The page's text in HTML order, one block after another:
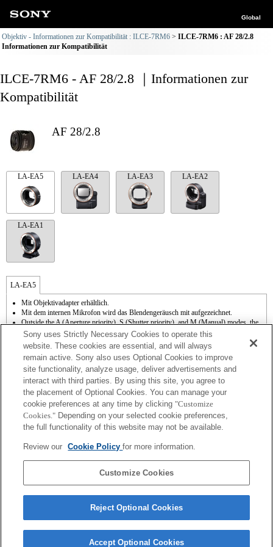
Global
Objektiv - Informationen zur Kompatibilität : ILCE-7RM6
ILCE-7RM6 : AF 28/2.8
Informationen zur Kompatibilität
ILCE-7RM6 - AF 28/2.8 ｜Informationen zur
Kompatibilität
AF 28/2.8
LA-EA5 LA-EA4 LA-EA3 LA-EA2
LA-EA1
LA-EA5
Mit Objektivadapter erhältlich.
Mit dem internen Mikrofon wird das Blendengeräusch mit aufgezeichnet.
Outside the A (Aperture priority), S (Shutter priority), and M (Manual) modes, the
shutter speed and the aperture can not be adjusted during the movie recording.
Die Funktion [Objektivkomp.] (Objektivkompensation) kann nicht verwendet
Abhängig von den Aufnahmebedingungen kann die Bildhelligkeit möglicherweise
ungleichmäßig sein. Setzen Sie [Vord. Schlitzverschluss auf [Aus].
Wenn Sie das A-Mount-Objektiv mit dem Objektivadapter anbringen, wird die MF-
Unterstützung nicht automatisch aktiv, wenn Sie den Fokussierring drehen. Sie
können das Bild vergrößern, indem Sie die Funktion "Fokusvergrößerung" oder
"MF-Unterstützung" in den "Key-Benutzereinstlg." einer Taste zuweisen.
Touch-Auslöser funktioniert nicht.
3-Achsen-Bildstabilisierung (Pitch/Yaw/Roll) mit SteadyShot INSIDE verfügbar.
dieser Funktion auf ein Motiv zu fokussieren, wenn Sie dunkle Szenen aufnehmen
oder das Motiv sich an den Ecken des Bildschirms befindet oder deutlich unscharf
Sony uses Strictly Necessary Cookies to operate this
website. These cookies are essential, and will always
remain active. Sony also uses Optional Cookies to improve
site functionality, analyze usage, deliver advertisements and
interact with third parties. By using this site, you agree to
the placement of Optional Cookies. You can manage your
cookie preferences at any time by clicking "Customize
Cookies." Depending on your selected cookie preferences,
the full functionality of this website may not be available.
Review our Cookie Policyfor more information.
Customize Cookies
Reject Optional Cookies
Accept Optional Cookies